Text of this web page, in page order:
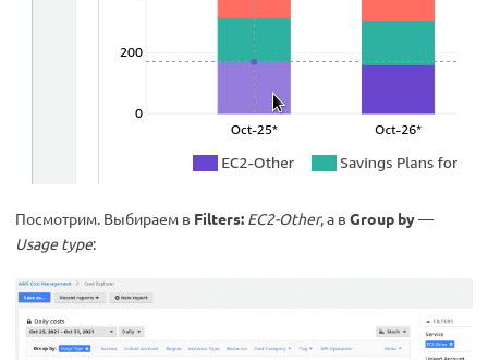
Посмотрим. Выбираем в Filters: EC2-Other, а в Group by—
Usage type: